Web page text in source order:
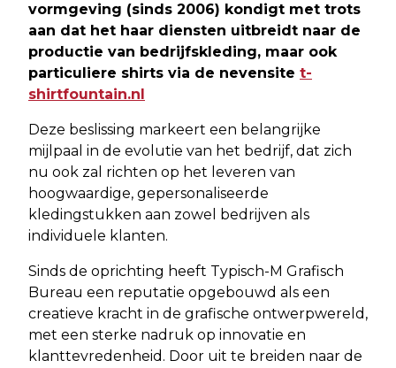
vormgeving (sinds 2006) kondigt met trots
aan dat het haar diensten uitbreidt naar de
productie van bedrijfskleding, maar ook
particuliere shirts via de nevensite t-
shirtfountain.nl
Deze beslissing markeert een belangrijke
mijlpaal in de evolutie van het bedrijf, dat zich
nu ook zal richten op het leveren van
hoogwaardige, gepersonaliseerde
kledingstukken aan zowel bedrijven als
individuele klanten.
Sinds de oprichting heeft Typisch-M Grafisch
Bureau een reputatie opgebouwd als een
creatieve kracht in de grafische ontwerpwereld,
met een sterke nadruk op innovatie en
klanttevredenheid. Door uit te breiden naar de